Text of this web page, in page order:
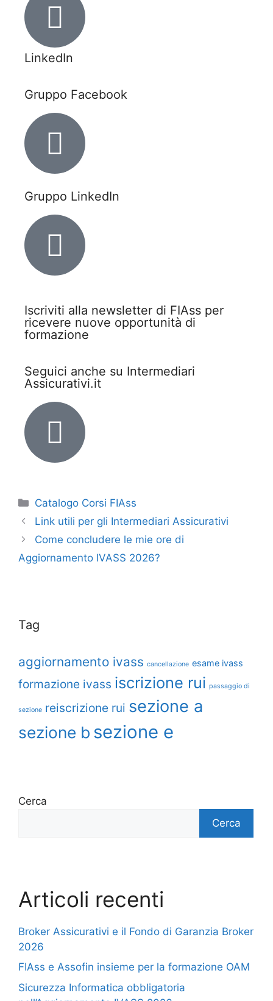
LinkedIn
Gruppo Facebook
Gruppo LinkedIn
Iscriviti alla newsletter di FIAss per
ricevere nuove opportunità di
formazione
Seguici anche su Intermediari
Assicurativi.it
Catalogo Corsi FIAss
Link utili per gli Intermediari Assicurativi
Come concludere le mie ore di
Aggiornamento IVASS 2026?
Tag
aggiornamento ivass cancellazione esame ivass
formazione ivass iscrizione rui passaggio di
sezione reiscrizione rui sezione a
sezione b sezione e
Cerca
Cerca
Articoli recenti
Broker Assicurativi e il Fondo di Garanzia Broker
2026
FIAss e Assofin insieme per la formazione OAM
Sicurezza Informatica obbligatoria